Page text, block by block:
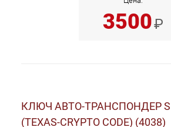
3500₽
КЛЮЧ АВТО-ТРАНСПОНДЕР
(TEXAS-CRYPTO CODE) (4038)